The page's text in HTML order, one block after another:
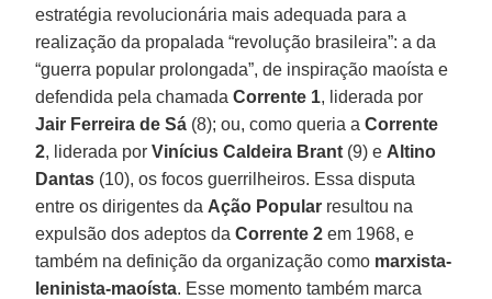
estratégia revolucionária mais adequada para a
realização da propalada “revolução brasileira”: a da
“guerra popular prolongada”, de inspiração maoísta e
defendida pela chamadaCorrente 1, liderada por
Jair Ferreira de Sá (8); ou, como queria aCorrente
2, liderada porVinícius Caldeira Brant (9) e Altino
Dantas (10), os focos guerrilheiros. Essa disputa
entre os dirigentes da Ação Popular resultou na
expulsão dos adeptos daCorrente 2 em 1968, e
também na definição da organização como marxista-
leninista-maoísta. Esse momento também marca